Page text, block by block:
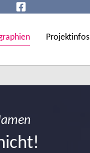
Projektinfos